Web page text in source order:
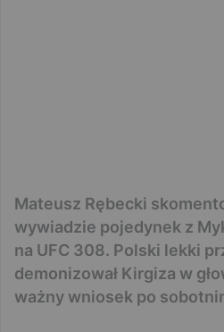
Mateusz Rębecki
wywiadzie pojedynek z
na UFC 308. Polski lekki
demonizował Kirgiza w
ważny wniosek po